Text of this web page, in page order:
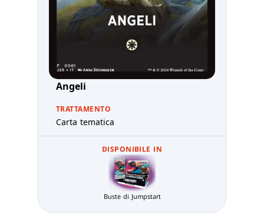
Angeli
TRATTAMENTO
Carta tematica
DISPONIBILE IN
Buste di Jumpstart